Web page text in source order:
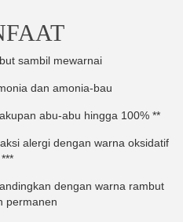
sambil mewarnai
dan amonia-bau
abu-abu hingga 100% **
alergi dengan warna oksidatif
***
dengan warna rambut
permanen